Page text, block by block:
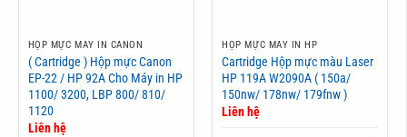
HỘP MỰC MÁY IN CANON
( Cartridge ) Hộp mực Canon
EP-22 / HP 92A Cho Máy in HP
1100/ 3200, LBP 800/ 810/
1120
Liên hệ
HỘP MỰC MÁY IN HP
Cartridge Hộp mực màu Laser
HP 119A W2090A ( 150a/
150nw/ 178nw/ 179fnw )
Liên hệ